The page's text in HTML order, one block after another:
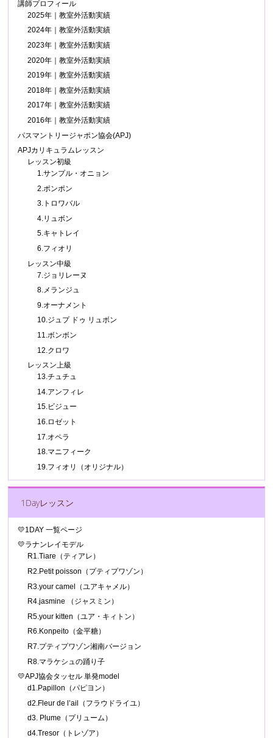
講師プロフィール
2025年｜教室外活動実績
2024年｜教室外活動実績
2023年｜教室外活動実績
2020年｜教室外活動実績
2019年｜教室外活動実績
2018年｜教室外活動実績
2017年｜教室外活動実績
2016年｜教室外活動実績
パスマントリージャポン協会(APJ)
APJカリキュラムレッスン
レッスン初級
1.サンプル・オニョン
2.ポンポン
3.トロワバル
4.リュボン
5.キャトレイ
6.フィオリ
レッスン中級
7.ジョリレーヌ
8.メランジュ
9.オーナメント
10.ジュプ ドゥ リュボン
11.ボンボン
12.クロワ
レッスン上級
13.チュチュ
14.アンフィレ
15.ビジュー
16.ロゼット
17.オペラ
18.マニフィーク
19.フィオリ（オリジナル）
1Dayレッスン
💛1DAY 一覧ページ
💛ラナンレイモデル
R1.Tiare（ティアレ）
R2.Petit poisson（プティプワゾン）
R3.your camel（ユアキャメル）
R4.jasmine （ジャスミン）
R5.your kitten（ユア・キィトン）
R6.Konpeito（金平糖）
R7.プティプワゾン湘南バージョン
R8.マラケシュの踊り子
💛APJ協会タッセル 単発model
d1.Papillon（パピヨン）
d2.Fleur de l’ail（フラウドライユ）
d3. Plume（プリューム）
d4.Tresor（トレゾア）